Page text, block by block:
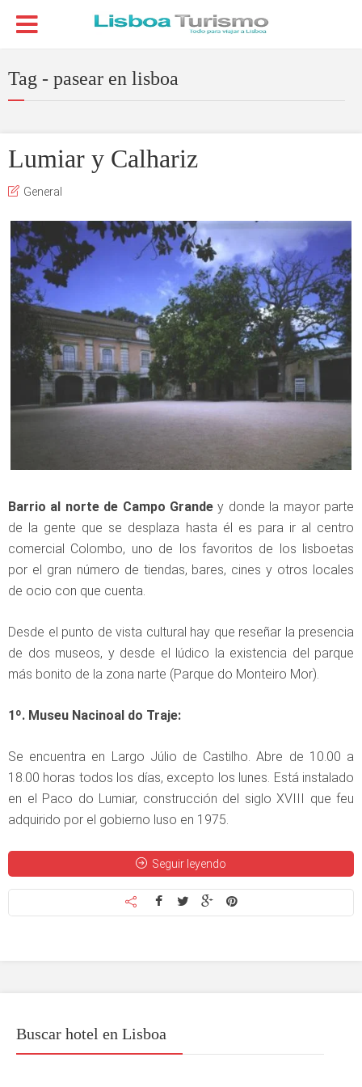
Tag - pasear en lisboa
Lumiar y Calhariz
General
Barrio al norte de Campo Grande y donde la mayor parte
de la gente que se desplaza hasta él es para ir al centro
comercial Colombo, uno de los favoritos de los lisboetas
por el gran número de tiendas, bares, cines y otros locales
de ocio con que cuenta.
Desde el punto de vista cultural hay que reseñar la presencia
de dos museos, y desde el lúdico la existencia del parque
más bonito de la zona narte (Parque do Monteiro Mor).
1º. Museu Nacinoal do Traje:
Se encuentra en Largo Júlio de Castilho. Abre de 10.00 a
18.00 horas todos los días, excepto los lunes. Está instalado
en el Paco do Lumiar, construcción del siglo XVIII que feu
adquirido por el gobierno luso en 1975.
Seguir leyendo
Buscar hotel en Lisboa